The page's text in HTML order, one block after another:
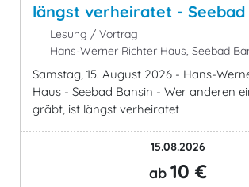
längst verheiratet - Seebad
Lesung / Vortrag
Hans-Werner Richter Haus, Seebad
Samstag, 15. August 2026 - Hans-
Haus - Seebad Bansin - Wer anderen
gräbt, ist längst verheiratet
15.08.2026
ab 10 €